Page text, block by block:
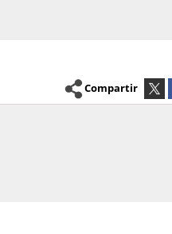
Compartir